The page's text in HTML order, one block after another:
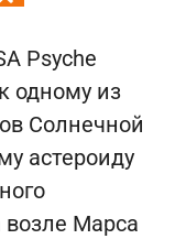
Psyche
одному из
Солнечной
астероиду
возле Марса